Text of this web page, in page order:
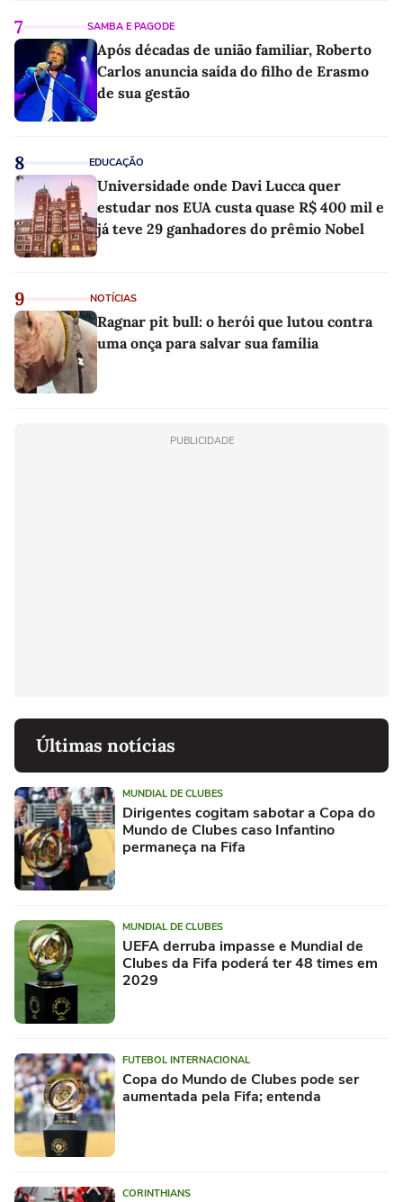
7 SAMBA E PAGODE
Após décadas de união familiar, Roberto
Carlos anuncia saída do filho de Erasmo
de sua gestão
8 EDUCAÇÃO
Universidade onde Davi Lucca quer
estudar nos EUA custa quase R$ 400 mil e
já teve 29 ganhadores do prêmio Nobel
9 NOTÍCIAS
Ragnar pit bull: o herói que lutou contra
uma onça para salvar sua família
PUBLICIDADE
Últimas notícias
MUNDIAL DE CLUBES
Dirigentes cogitam sabotar a Copa do
Mundo de Clubes caso Infantino
permaneça na Fifa
MUNDIAL DE CLUBES
UEFA derruba impasse e Mundial de
Clubes da Fifa poderá ter 48 times em
2029
FUTEBOL INTERNACIONAL
Copa do Mundo de Clubes pode ser
aumentada pela Fifa; entenda
CORINTHIANS